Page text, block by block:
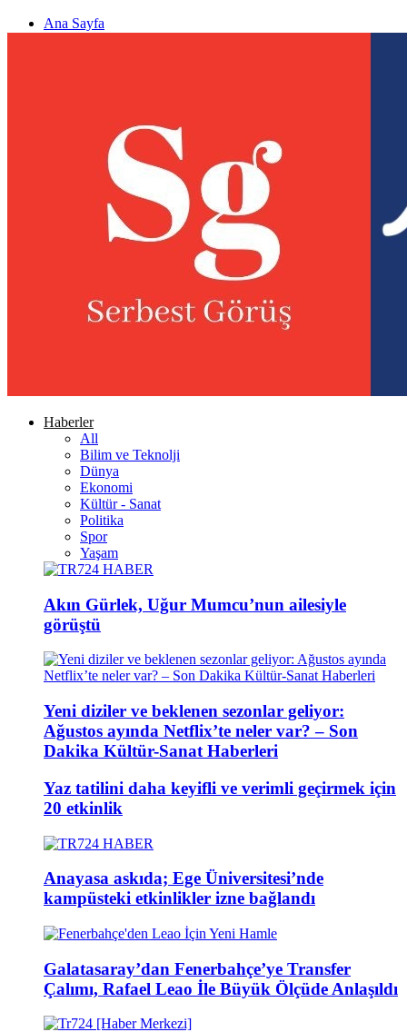
Ana Sayfa
Haberler
All
Bilim ve Teknolji
Dünya
Ekonomi
Kültür - Sanat
Politika
Spor
Yaşam
Akın Gürlek, Uğur Mumcu’nun ailesiyle
görüştü
Yeni diziler ve beklenen sezonlar geliyor:
Ağustos ayında Netflix’te neler var? – Son
Dakika Kültür-Sanat Haberleri
Yaz tatilini daha keyifli ve verimli geçirmek için
20 etkinlik
Anayasa askıda; Ege Üniversitesi’nde
kampüsteki etkinlikler izne bağlandı
Galatasaray’dan Fenerbahçe’ye Transfer
Çalımı, Rafael Leao İle Büyük Ölçüde Anlaşıldı